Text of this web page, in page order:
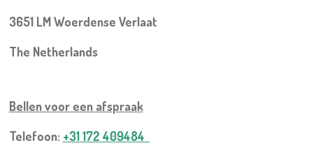
3651 LM Woerdense Verlaat
The Netherlands
Bellen voor een afspraak
Telefoon: +31 172 409484